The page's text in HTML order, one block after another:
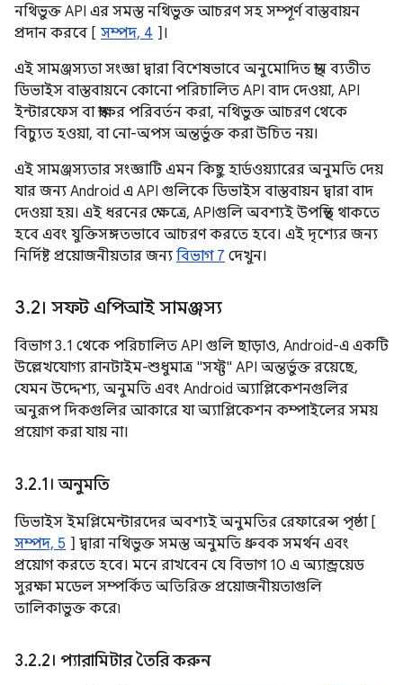
নথিভুক্ত API এর সমস্ত নথিভুক্ত আচরণ সহ সম্পূর্ণ বাস্তবায়ন
প্রদান করবে [ সম্পদ, 4 ]।
এই সামঞ্জস্যতা সংজ্ঞা দ্বারা বিশেষভাবে অনুমোদিত স্থান ব্যতীত
ডিভাইস বাস্তবায়নে কোনো পরিচালিত API বাদ দেওয়া, API
ইন্টারফেস বা স্বাক্ষর পরিবর্তন করা, নথিভুক্ত আচরণ থেকে
বিচ্যুত হওয়া, বা নো-অপস অন্তর্ভুক্ত করা উচিত নয়।
এই সামঞ্জস্যতার সংজ্ঞাটি এমন কিছু হার্ডওয়্যারের অনুমতি দেয়
যার জন্য Android এ API গুলিকে ডিভাইস বাস্তবায়ন দ্বারা বাদ
দেওয়া হয়। এই ধরনের ক্ষেত্রে, APIগুলি অবশ্যই উপস্থিত থাকতে
হবে এবং যুক্তিসঙ্গতভাবে আচরণ করতে হবে। এই দৃশ্যের জন্য
নির্দিষ্ট প্রয়োজনীয়তার জন্য বিভাগ 7 দেখুন।
3.2। সফট এপিআই সামঞ্জস্য
বিভাগ 3.1 থেকে পরিচালিত API গুলি ছাড়াও, Android-এ একটি
উল্লেখযোগ্য রানটাইম-শুধুমাত্র "সফ্ট" API অন্তর্ভুক্ত রয়েছে,
যেমন উদ্দেশ্য, অনুমতি এবং Android অ্যাপ্লিকেশনগুলির
অনুরূপ দিকগুলির আকারে যা অ্যাপ্লিকেশন কম্পাইলের সময়
প্রয়োগ করা যায় না।
3.2.1। অনুমতি
ডিভাইস ইমপ্লিমেন্টারদের অবশ্যই অনুমতির রেফারেন্স পৃষ্ঠা [
সম্পদ, 5 ] দ্বারা নথিভুক্ত সমস্ত অনুমতি ধ্রুবক সমর্থন এবং
প্রয়োগ করতে হবে। মনে রাখবেন যে বিভাগ 10 এ অ্যান্ড্রয়েড
সুরক্ষা মডেল সম্পর্কিত অতিরিক্ত প্রয়োজনীয়তাগুলি
তালিকাভুক্ত করে৷
3.2.2। প্যারামিটার তৈরি করুন